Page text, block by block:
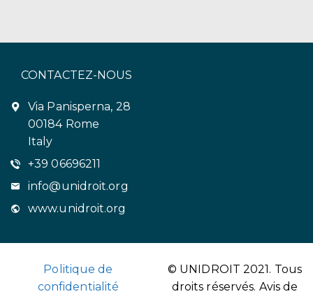
CONTACTEZ-NOUS
Via Panisperna, 28
00184 Rome
Italy
+39 06696211
info@unidroit.org
www.unidroit.org
Politique de
confidentialité
© UNIDROIT 2021. Tous
droits réservés. Avis de